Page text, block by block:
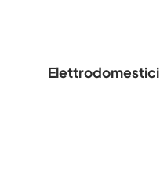
Elettrodomestici